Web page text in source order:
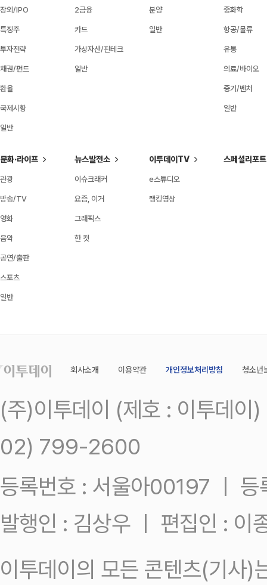
장외/IPO
특징주
투자전략
채권/펀드
환율
국제시황
일반
2금융
카드
가상자산/핀테크
일반
분양
일반
중화학
항공/물류
유통
의료/바이오
중기/벤처
일반
문화·라이프
관광
방송/TV
영화
음악
공연/출판
스포츠
일반
뉴스발전소
이슈크래커
요즘, 이거
그래픽스
한 컷
이투데이TV
e스튜디오
랭킹영상
스페셜리포트
회사소개 이용약관 개인정보처리방침 청소년
(주)이투데이 (제호 : 이투데
02) 799-2600
등록번호 : 서울아00197 ㅣ
발행인 : 김상우 ㅣ 편집인 : 이
이투데이의 모든 콘텐츠(기사)